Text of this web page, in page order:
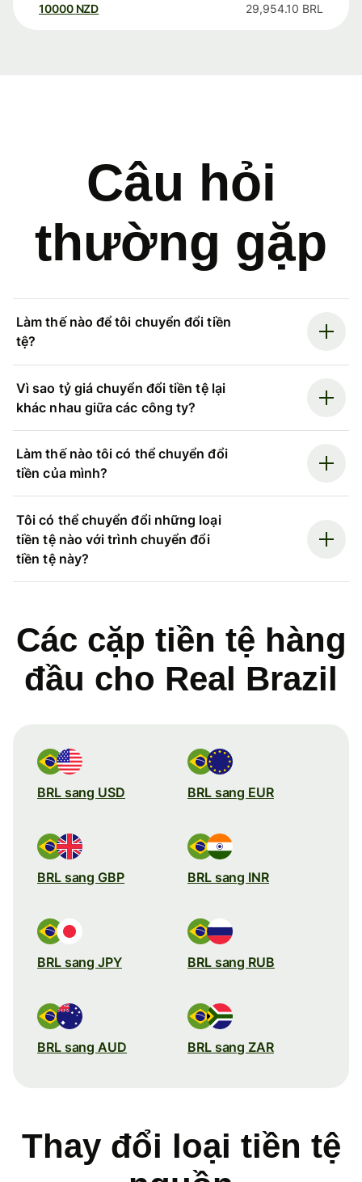
10000 NZD 29,954.10 BRL
Câu hỏi
thường gặp
Làm thế nào để tôi chuyển đổi tiền
tệ?
Vì sao tỷ giá chuyển đổi tiền tệ lại
khác nhau giữa các công ty?
Làm thế nào tôi có thể chuyển đổi
tiền của mình?
Tôi có thể chuyển đổi những loại
tiền tệ nào với trình chuyển đổi
tiền tệ này?
Các cặp tiền tệ hàng
đầu cho Real Brazil
BRL sang USD BRL sang EUR
BRL sang GBP BRL sang INR
BRL sang JPY BRL sang RUB
BRL sang AUD BRL sang ZAR
Thay đổi loại tiền tệ